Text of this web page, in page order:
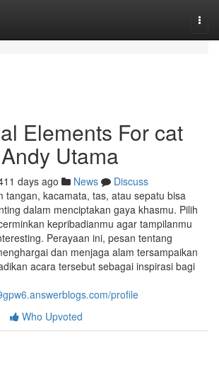
Elements For cat
Utama
days ago News
Discuss
tangan, kacamata, tas, atau sepatu bisa
dalam menciptakan gaya khasmu. Pilih
kepribadianmu agar tampilanmu
Perayaan ini, pesan tentang
dan menjaga alam tersampaikan
acara tersebut sebagai inspirasi bagi
profile
Who Upvoted